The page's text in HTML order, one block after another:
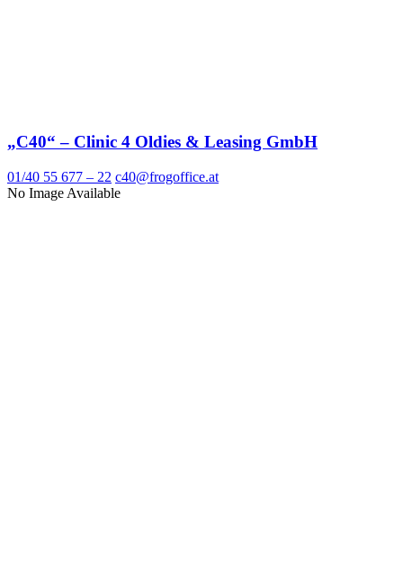
„C40“ – Clinic 4 Oldies & Leasing GmbH
01/40 55 677 – 22 c40@frogoffice.at
No Image Available